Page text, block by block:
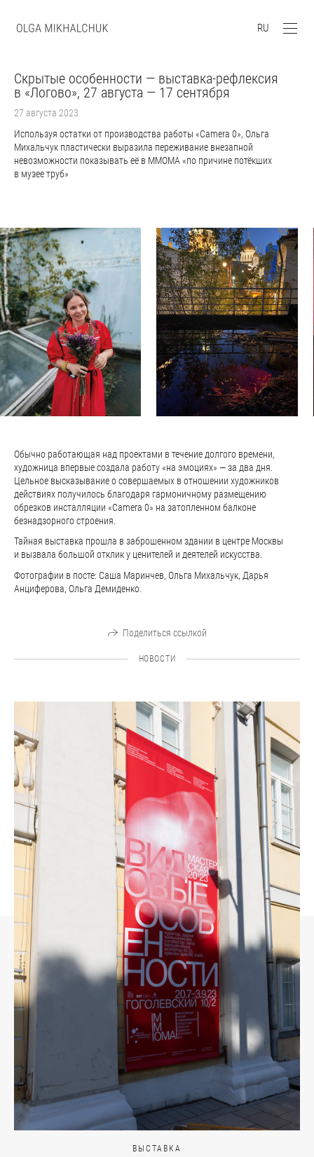
RU
Скрытые особенности — выставка-рефлексия
в «Логово», 27 августа — 17 сентября
27 августа 2023
Используя остатки от производства работы «Camera 0», Ольга
Михальчук пластически выразила переживание внезапной
невозможности показывать её в ММОМА «по причине потёкших
в музее труб»
Обычно работающая над проектами в течение долгого времени,
художница впервые создала работу «на эмоциях» — за два дня.
Цельное высказывание о совершаемых в отношении художников
действиях получилось благодаря гармоничному размещению
обрезков инсталляции «Camera 0» на затопленном балконе
безнадзорного строения.
Тайная выставка прошла в заброшенном здании в центре Москвы
и вызвала большой отклик у ценителей и деятелей искусства.
Фотографии в посте: Саша Маринчев, Ольга Михальчук, Дарья
Анциферова, Ольга Демиденко.
Поделиться ссылкой
НОВОСТИ
ВЫСТАВКА